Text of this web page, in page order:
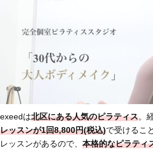
exeedは北区にある人気のピラティス。
レッスンが1回8,800円(税込)で受けるこ
レッスンがあるので、 本格的なピラティ